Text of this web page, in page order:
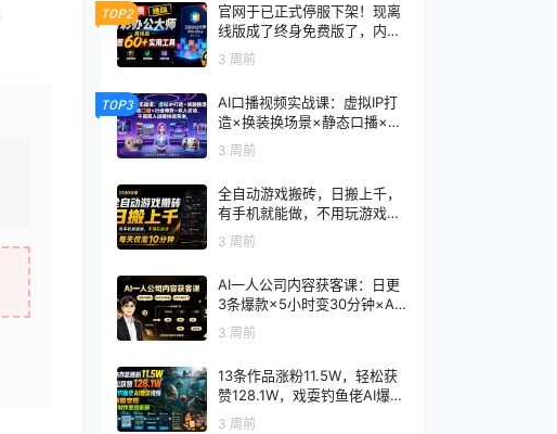
TOP2
官网于已正式停服下架！现离
线版成了终身免费版了，内置
60+实用工具 万彩办公大师离
线版 OfficeBox
3 周前
TOP3
AI口播视频实战课：虚拟IP打
造×换装换场景×静态口播×行
走带货×双人访谈，不用真人
出镜快速落地
3 周前
全自动游戏搬砖，日搬上千，
有手机就能做，不用玩游戏，
每天仅需10分钟
3 周前
AI一人公司内容获客课：日更
3条爆款×5小时变30分钟×AI
员工自动打工，轻松实现多平
台获客
3 周前
13条作品涨粉11.5W，轻松获
赞128.1W，戏耍钓鱼佬AI爆款
视频，多渠道变现，全套制作
3 周前